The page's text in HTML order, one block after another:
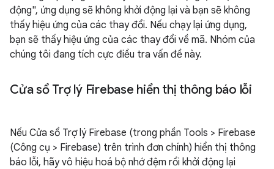
động", ứng dụng sẽ không khởi động lại và bạn sẽ không
thấy hiệu ứng của các thay đổi. Nếu chạy lại ứng dụng,
bạn sẽ thấy hiệu ứng của các thay đổi về mã. Nhóm của
chúng tôi đang tích cực điều tra vấn đề này.
Cửa sổ Trợ lý Firebase hiển thị thông báo lỗi
Nếu Cửa sổ Trợ lý Firebase (trong phần Tools > Firebase
(Công cụ > Firebase) trên trình đơn chính) hiển thị thông
báo lỗi, hãy vô hiệu hoá bộ nhớ đệm rồi khởi động lại